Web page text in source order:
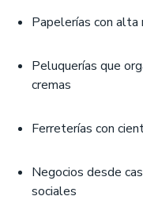
Papelerías con
Peluquerías que
cremas
Ferreterías con
Negocios desde
sociales